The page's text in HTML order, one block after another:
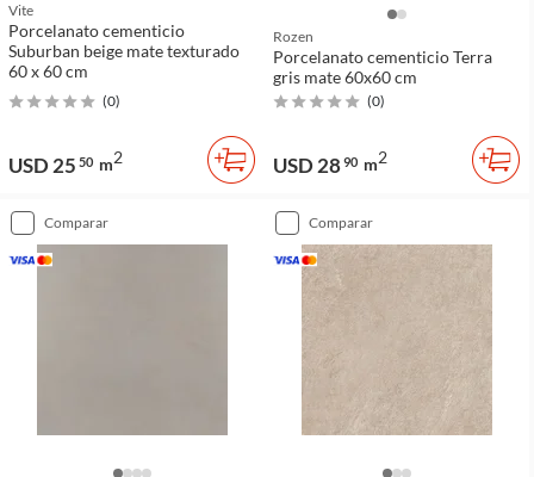
Vite
Porcelanato cementicio
Suburban beige mate texturado
60 x 60 cm
(0)
USD 25 50 m2
Rozen
Porcelanato cementicio Terra
gris mate 60x60 cm
(0)
USD 2890 m2
comparar comparar